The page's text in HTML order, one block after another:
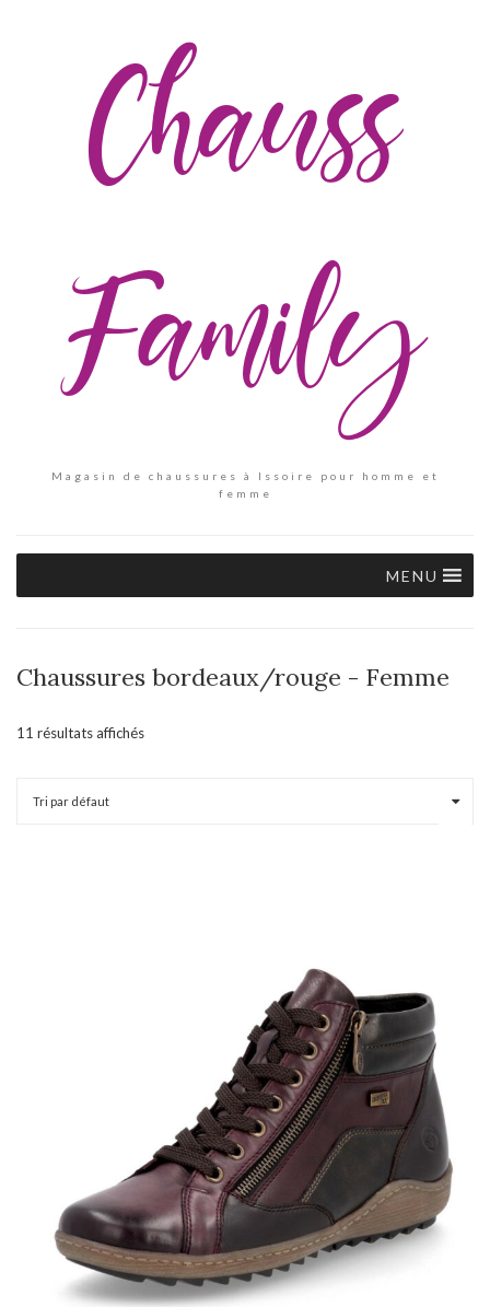
Chauss
Family
Magasin de chaussures à Issoire pour homme et
femme
MENU
Chaussures bordeaux/rouge - Femme
11 résultats affichés